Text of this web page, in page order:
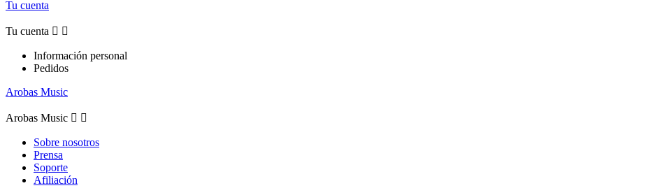
Tu cuenta
Tu cuenta  
Información personal
Pedidos
Arobas Music
Arobas Music  
Sobre nosotros
Prensa
Soporte
Afiliación